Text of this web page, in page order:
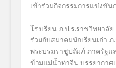
เข้าร่วมกิจกรรมการแข่งขัน
โรงเรียน ภ.ป.ร.ราชวิทยาลั
ร่วมกับสมาคมนักเรียนเก่า
พระบรมราชูปถัมภ์ ภาครัฐแ
ข้ามแม่น้ำท่าจีน บรรยากาศ